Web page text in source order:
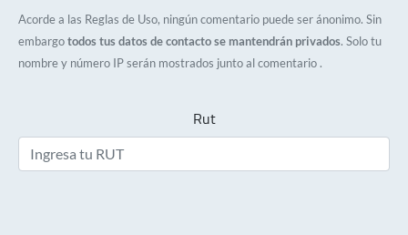
Acorde a las Reglas de Uso, ningún comentario puede ser ánonimo. Sin
embargotodos tus datos de contacto se mantendrán privados. Solo tu
nombre y número IP serán mostrados junto al comentario .
Rut